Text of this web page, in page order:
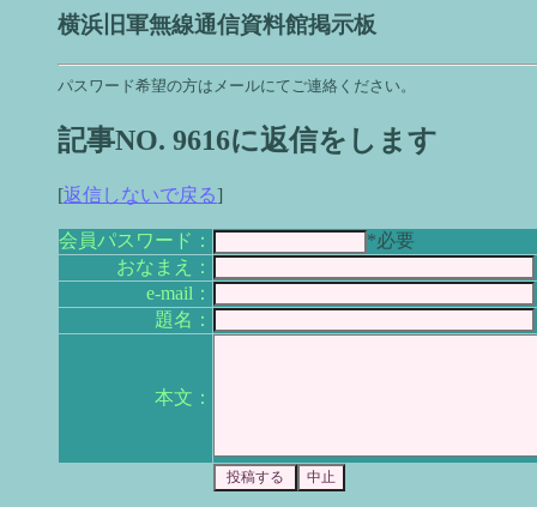
横浜旧軍無線通信資料館掲示板
パスワード希望の方はメールにてご連絡ください。
記事NO. 9616に返信をします
[返信しないで戻る]
会員パスワード：
*必要
おなまえ：
e-mail：
題名：
本文：